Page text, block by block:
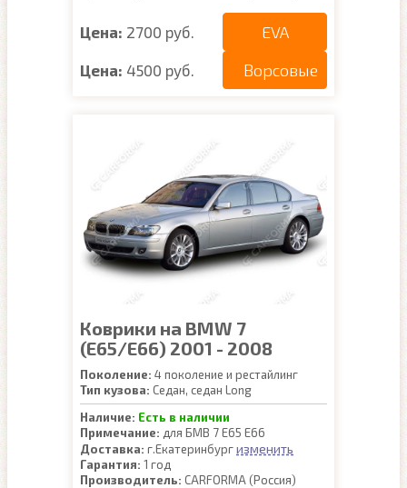
Цена: 2700 руб. EVA
Цена: 4500 руб. Ворсовые
Коврики на BMW 7
(E65/E66) 2001 - 2008
Поколение: 4 поколение и рестайлинг
Тип кузова: Седан, седан Long
Наличие: Есть в наличии
Примечание: для БМВ 7 Е65 Е66
Доставка: г.Екатеринбургизменить
Гарантия: 1 год
Производитель: CARFORMA (Россия)